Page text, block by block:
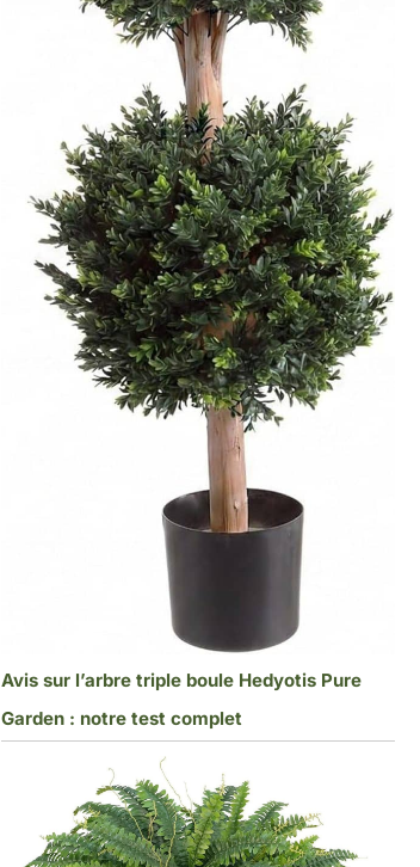
Avis sur l’arbre triple boule Hedyotis Pure
Garden : notre test complet